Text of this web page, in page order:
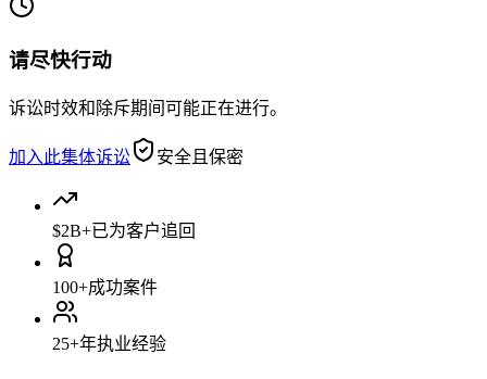
请尽快行动
诉讼时效和除斥期间可能正在进行。
加入此集体诉讼 安全且保密
$2B+已为客户追回
100+成功案件
25+年执业经验